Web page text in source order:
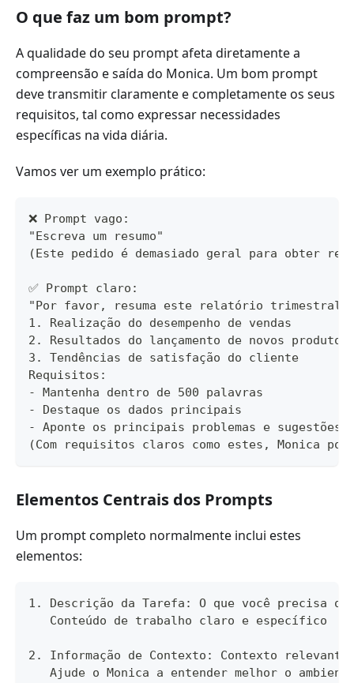
O que faz um bom prompt?
A qualidade do seu prompt afeta diretamente a
compreensão e saída do Monica. Um bom prompt
deve transmitir claramente e completamente os seus
requisitos, tal como expressar necessidades
específicas na vida diária.
Vamos ver um exemplo prático:
❌ Prompt vago:
"Escreva um resumo"
(Este pedido é demasiado geral para obter
✅ Prompt claro:
"Por favor, resuma este relatório trimestral
1. Realização do desempenho de vendas
2. Resultados do lançamento de novos produtos
3. Tendências de satisfação do cliente
Requisitos:
- Mantenha dentro de 500 palavras
- Destaque os dados principais
- Aponte os principais problemas e sugestões
(Com requisitos claros como estes, Monica
Elementos Centrais dos Prompts
Um prompt completo normalmente inclui estes
elementos:
1. Descrição da Tarefa: O que você precisa
   Conteúdo de trabalho claro e específico
2. Informação de Contexto: Contexto
Ajude o Monica a entender melhor o